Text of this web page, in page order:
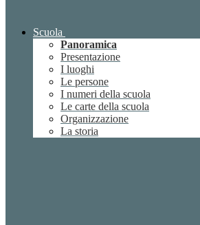
Scuola
Panoramica
Presentazione
I luoghi
Le persone
I numeri della scuola
Le carte della scuola
Organizzazione
La storia